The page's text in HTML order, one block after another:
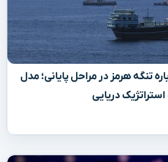
تنگه هرمز در مراحل پایانی؛ مدل
دریایی